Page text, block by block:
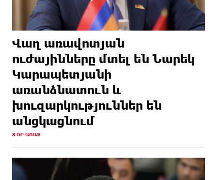
Վաղ առավոտյան
ուժայինները մտել են Նարեկ
Կարապետյանի
առանձնատուն և
խուզարկություններ են
անցկացնում
8 ՕՐ ԱՌԱՋ